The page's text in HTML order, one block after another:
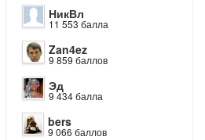
НикВл
11 553 балла
Zan4ez
9 859 баллов
Эд
9 434 балла
bers
9 066 баллов